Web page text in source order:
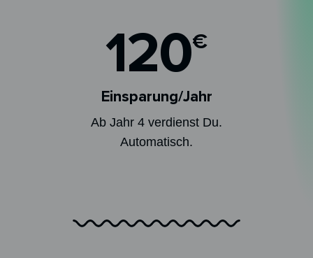
120€
Einsparung/Jahr
Ab Jahr 4 verdienst Du.
Automatisch.